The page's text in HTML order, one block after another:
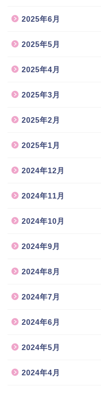
2025年6月
2025年5月
2025年4月
2025年3月
2025年2月
2025年1月
2024年12月
2024年11月
2024年10月
2024年9月
2024年8月
2024年7月
2024年6月
2024年5月
2024年4月